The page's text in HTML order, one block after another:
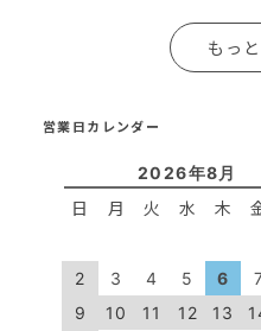
もっ
営業日カレンダー
2026年8月
日 月 火 水 木
2
3 4 5 6
9
10 11 12 13